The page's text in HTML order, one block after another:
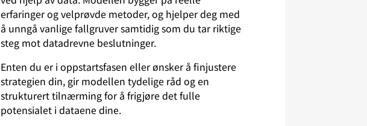
erfaringer og velprøvde metoder, og hjelper deg med
å unngå vanlige fallgruver samtidig som du tar riktige
steg mot datadrevne beslutninger.
Enten du er i oppstartsfasen eller ønsker å finjustere
strategien din, gir modellen tydelige råd og en
strukturert tilnærming for å frigjøre det fulle
potensialet i dataene dine.